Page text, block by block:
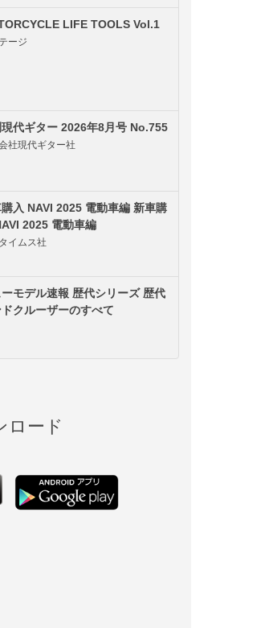
LIFE TOOLS Vol.1
ージ
現代ギター 2026年8月号 No.755
社現代ギター社
購入 NAVI 2025 電動車編 新車購
2025 電動車編
イムス社
ーモデル速報 歴代シリーズ 歴代
クルーザーのすべて
ロード